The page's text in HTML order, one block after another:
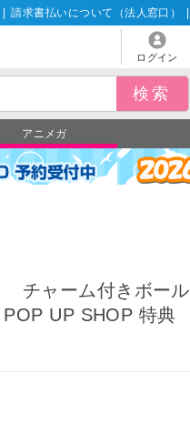
請求書払いについて（法人窓口）
ログイン
アニメガ
チャーム付きボール
UP SHOP 特典